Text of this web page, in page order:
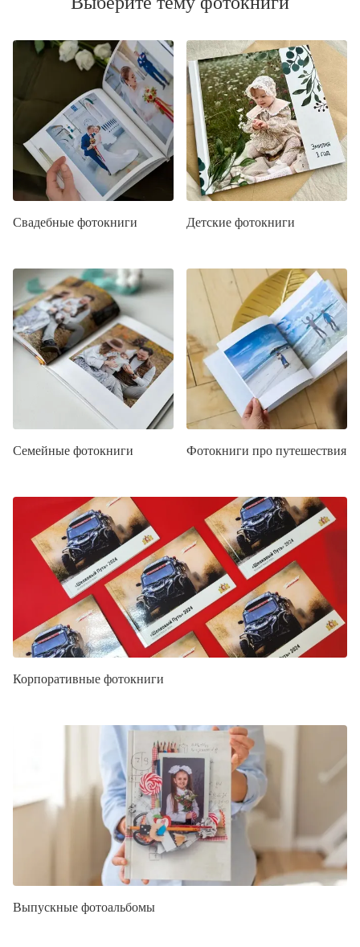
Свадебные фотокниги Детские фотокниги
Семейные фотокниги Фотокниги про путешествия
Корпоративные фотокниги
Выпускные фотоальбомы